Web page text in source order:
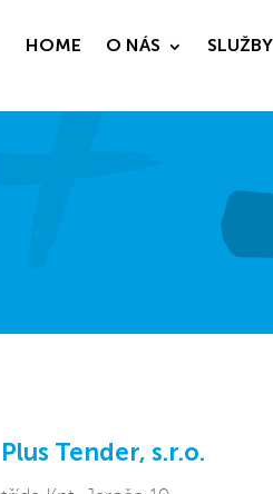
HOME O NÁS SLUŽBY
Plus Tender, s.r.o.